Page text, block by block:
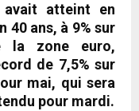
avait atteint en
40 ans, à 9% sur
la zone euro,
de 7,5% sur
mai, qui sera
pour mardi.